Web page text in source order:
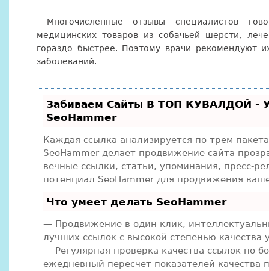
Многочисленные отзывы специалистов
медицинских товаров из собачьей шерсти,
гораздо быстрее. Поэтому врачи рекомендуют
заболеваний.
Забиваем Сайты В ТОП КУВАЛДОЙ -
SeoHammer
Каждая ссылка анализируется по трем
SeoHammer делает продвижение сайта
вечные ссылки, статьи, упоминания, пресс-
потенциал SeoHammer для продвижения
Что умеет делать SeoHammer
— Продвижение в один клик,
лучших ссылок с высокой степенью
— Регулярная проверка качества ссылок по
ежедневный пересчет показателей качества